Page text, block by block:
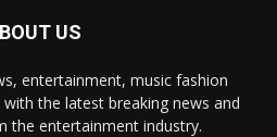
US
entertainment, music fashion
the latest breaking news and
the entertainment industry.